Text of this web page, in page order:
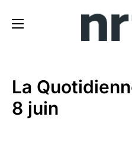
La
8 juin